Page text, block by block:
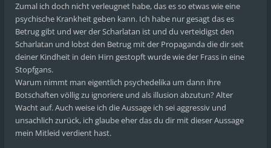
Zumal ich doch nicht verleugnet habe, das es so etwas wie eine
psychische Krankheit geben kann. Ich habe nur gesagt das es
Betrug gibt und wer der Scharlatan ist und du verteidigst den
Scharlatan und lobst den Betrug mit der Propaganda die dir seit
deiner Kindheit in dein Hirn gestopft wurde wie der Frass in eine
Stopfgans.
Warum nimmt man eigentlich psychedelika um dann ihre
Botschaften völlig zu ignoriere und als illusion abzutun? Alter
Wacht auf. Auch weise ich die Aussage ich sei aggressiv und
unsachlich zurück, ich glaube eher das du dir mit dieser Aussage
mein Mitleid verdient hast.